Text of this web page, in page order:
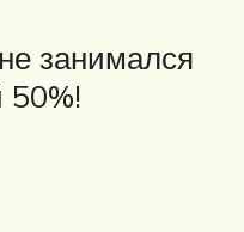
занимался
50%!